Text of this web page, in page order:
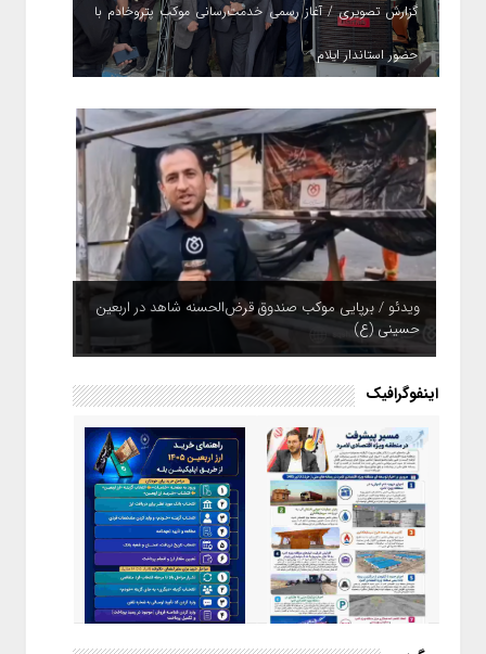
گزارش تصویری / آغاز رسمی خدمت‌رسانی موکب پتروخادم با
حضور استاندار ایلام
ویدئو / برپایی موکب صندوق قرض‌الحسنه شاهد در اربعین
حسینی (ع)
اینفوگرافیک
اینفوگرافیک / راهنمای خرید ارز